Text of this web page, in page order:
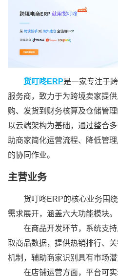
货叮咚ERP是一家专注于
服务商，致力于为跨境卖家提
购、发货到财务核算及仓储管
以云端架构为基础，通过整合
助商家简化运营流程、降低管
的协同作业。
主营业务
货叮咚ERP的核心业务围
需求展开，涵盖六大功能模块。
在商品开发环节，系统支
取商品数据，提供热销排行、
机制，辅助商家识别具有市场潜
在店铺运营方面，平台可实